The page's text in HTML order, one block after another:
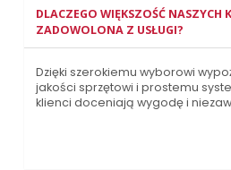
DLACZEGO WIĘKSZOŚĆ NASZYCH
ZADOWOLONA Z USŁUGI?
Dzięki szerokiemu wyborowi
jakości sprzętowi i prostemu
klienci doceniają wygodę i